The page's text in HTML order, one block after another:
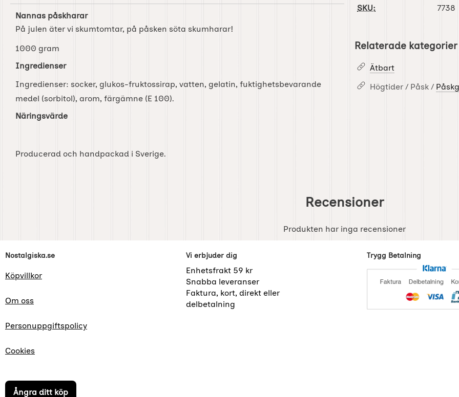
Nannas påskharar
På julen äter vi skumtomtar, på påsken söta skumharar!
1000 gram
Ingredienser
Ingredienser: socker, glukos-fruktossirap, vatten, gelatin, fuktighetsbevarande
medel (sorbitol), arom, färgämne (E 100).
Näringsvärde
Producerad och handpackad i Sverige.
SKU: 7738
Relaterade kategorier
Ätbart
Högtider / Påsk /
Recensioner
Produkten har inga recensioner
Sidfot Blandad info och länkar
Nostalgiska.se
Köpvillkor
Om oss
Personuppgiftspolicy
Cookies
Ångra ditt köp
Vi erbjuder dig
Enhetsfrakt 59 kr
Snabba leveranser
Faktura, kort, direkt eller
delbetalning
Trygg Betalning